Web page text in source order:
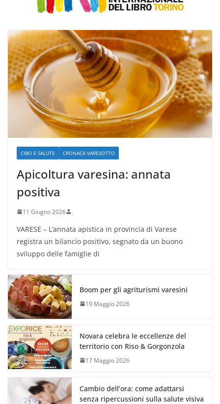
CIBO E SALUTE CRONACA VARESOTTO
Apicoltura varesina: annata
positiva
11 Giugno 2026 .
VARESE – L’annata apistica in provincia di Varese
registra un bilancio positivo, segnato da un buono
sviluppo delle famiglie di
Boom per gli agriturismi varesini
19 Maggio 2026
Novara celebra le eccellenze del
territorio con Riso & Gorgonzola
17 Maggio 2026
Cambio dell’ora: come adattarsi
senza ripercussioni sulla salute visiva